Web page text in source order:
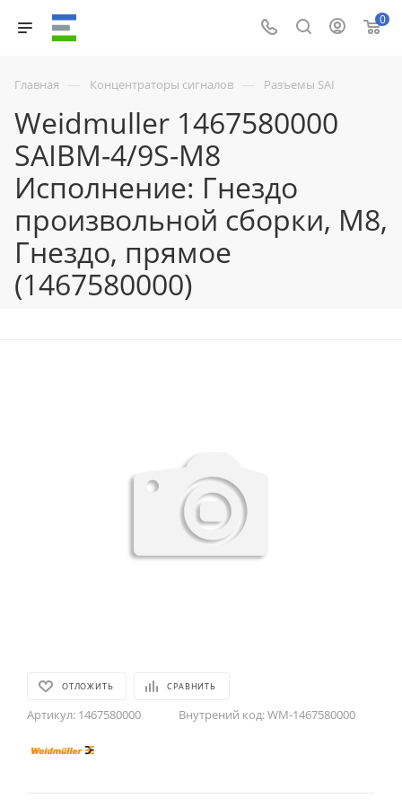
0
Главная — Концентраторы сигналов — Разъемы SAI
Weidmuller 1467580000
SAIBM-4/9S-M8
Исполнение: Гнездо
произвольной сборки, M8,
Гнездо, прямое
(1467580000)
ОТЛОЖИТЬ СРАВНИТЬ
Артикул: 1467580000 Внутрений код:WM-1467580000